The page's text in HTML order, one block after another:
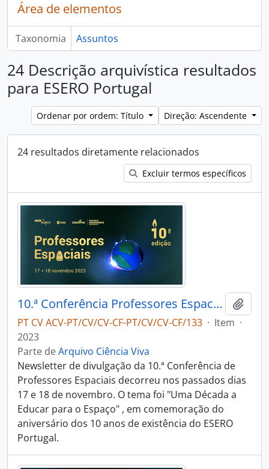
Área de elementos
Taxonomia Assuntos
24 Descrição arquivística resultados
para ESERO Portugal
Ordenar por ordem: Título Direção: Ascendente
24 resultados diretamente relacionados
Excluir termos específicos
10.ª Conferência Professores Espaciais
PT CV ACV-PT/CV/CV-CF-PT/CV/CV-CF/133 · Item ·
2023
Parte deArquivo Ciência Viva
Newsletter de divulgação da 10.ª Conferência de
Professores Espaciais decorreu nos passados dias
17 e 18 de novembro. O tema foi "Uma Década a
Educar para o Espaço" , em comemoração do
aniversário dos 10 anos de existência do ESERO
Portugal.